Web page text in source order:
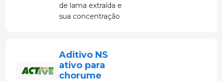
de lama extraída e
sua concentração
Aditivo NS
ativo para
chorume